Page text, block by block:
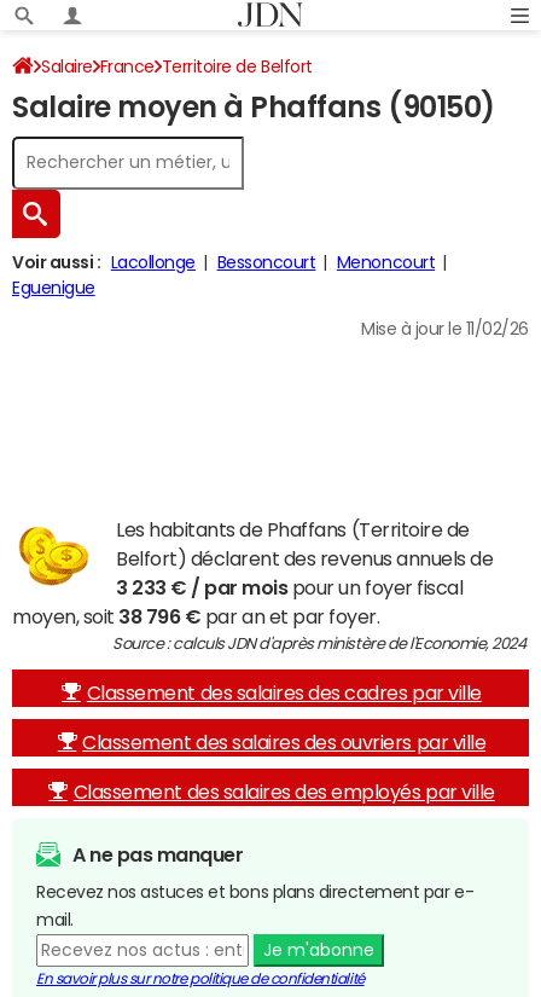
Salaire France Territoire de Belfort
Salaire moyen à Phaffans (90150)
Voir aussi : Lacollonge Bessoncourt
Menoncourt
Eguenigue
Mise à jour le 11/02/26
Les habitants de Phaffans (Territoire de
Belfort) déclarent des revenus annuels de
3 233 € / par moispour un foyer fiscal
moyen, soit 38 796 € par an et par foyer.
Source : calculs JDN d'après ministère de l'Economie, 2024
Classement des salaires des cadres par ville
Classement des salaires des ouvriers par ville
Classement des salaires des employés par ville
A ne pas manquer
Recevez nos astuces et bons plans directement par e-
mail.
Je m'abonne
En savoir plus sur notre politique de confidentialité